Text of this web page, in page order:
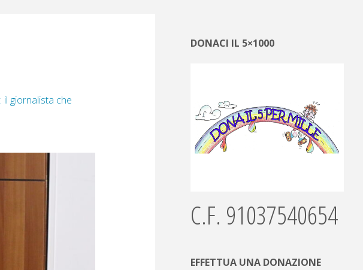
il giornalista che
DONACI IL 5×1000
C.F. 91037540654
EFFETTUA UNA DONAZIONE